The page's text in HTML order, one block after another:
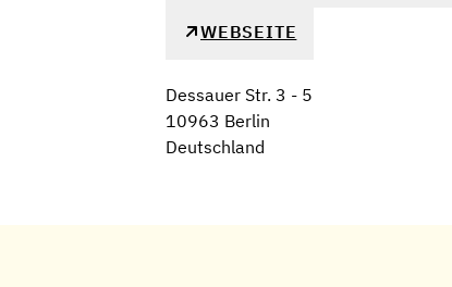
WEBSEITE
Dessauer Str. 3 - 5
10963 Berlin
Deutschland